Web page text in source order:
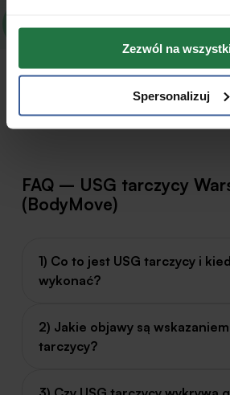
Zezwól na
Spersonalizuj
FAQ – USG tarczycy
(BodyMove)
1) Co to jest USG tarczycy i
wykonać?
2) Jakie objawy są
tarczycy?